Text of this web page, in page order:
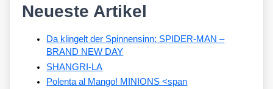
Neueste Artikel
Da klingelt der Spinnensinn: SPIDER-MAN –
BRAND NEW DAY
SHANGRI-LA
Polenta al Mango! MINIONS <span